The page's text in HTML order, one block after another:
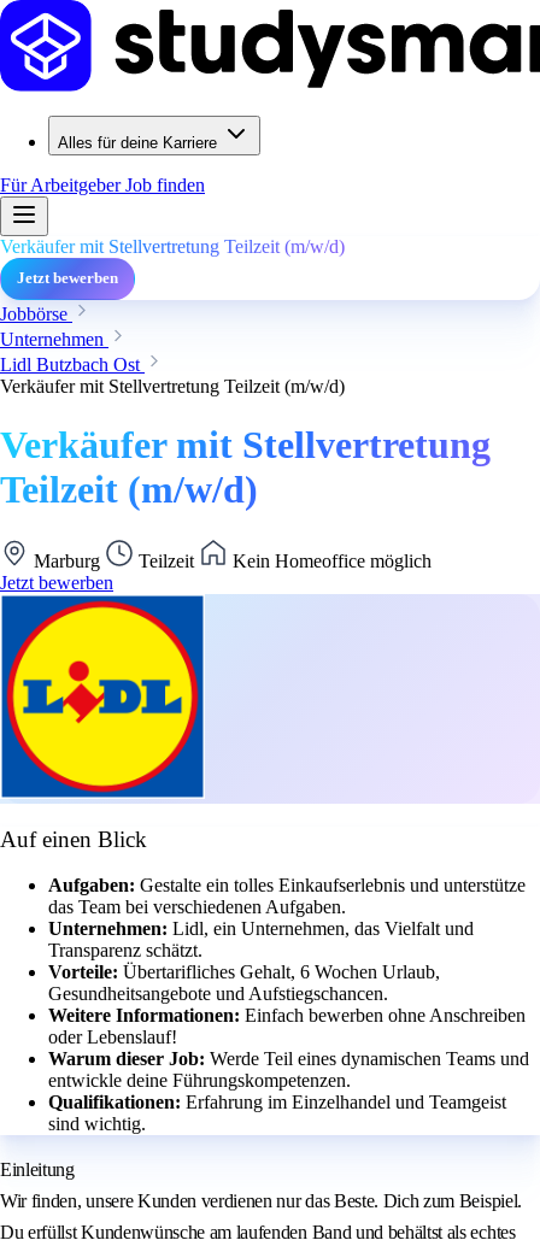
Alles für deine Karriere
Für ArbeitgeberJob finden
Verkäufer mit Stellvertretung Teilzeit (m/w/d)
Jetzt bewerben
Jobbörse
Unternehmen
Lidl Butzbach Ost
Verkäufer mit Stellvertretung Teilzeit (m/w/d)
Verkäufer mit Stellvertretung
Teilzeit (m/w/d)
Marburg Teilzeit
Kein Homeoffice möglich
Jetzt bewerben
Auf einen Blick
Aufgaben: Gestalte ein tolles Einkaufserlebnis und unterstütze
das Team bei verschiedenen Aufgaben.
Unternehmen: Lidl, ein Unternehmen, das Vielfalt und
Transparenz schätzt.
Vorteile: Übertarifliches Gehalt, 6 Wochen Urlaub,
Gesundheitsangebote und Aufstiegschancen.
Weitere Informationen: Einfach bewerben ohne Anschreiben
oder Lebenslauf!
Warum dieser Job: Werde Teil eines dynamischen Teams und
entwickle deine Führungskompetenzen.
Qualifikationen: Erfahrung im Einzelhandel und Teamgeist
sind wichtig.
Einleitung
Wir finden, unsere Kunden verdienen nur das Beste. Dich zum Beispiel.
Du erfüllst Kundenwünsche am laufenden Band und behältst als echtes